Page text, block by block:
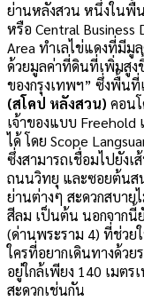
ย่านหลังสวน หนึ่งในพื้
หรือ Central Business
Area ทำเลไข่แดงที่มีมู
ด้วยมูลค่าที่ดินที่เพิ่มสูง
ของกรุงเทพฯ” ซึ่งพื้น
(สโคป หลังสวน) คอน
เจ้าของแบบ
ได้ โดย Scope
ซึ่งสามารถเชื่อมไปยัง
ถนนวิทยุ และซอยต้นส
ย่านต่างๆ สะดวกสบาย
สีลม เป็นต้น นอกจากนี้
(ด่านพระราม 4) ที่ช่วย
ใครที่อยากเดินทางด้ว
อยู่ใกล้เพียง 140 เมต
สะดวกเช่นกัน